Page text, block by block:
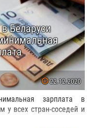
Беларуси
22.12.2020
зарплата в
у всех стран-соседей и